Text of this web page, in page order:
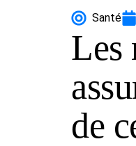
Santé
Les
de